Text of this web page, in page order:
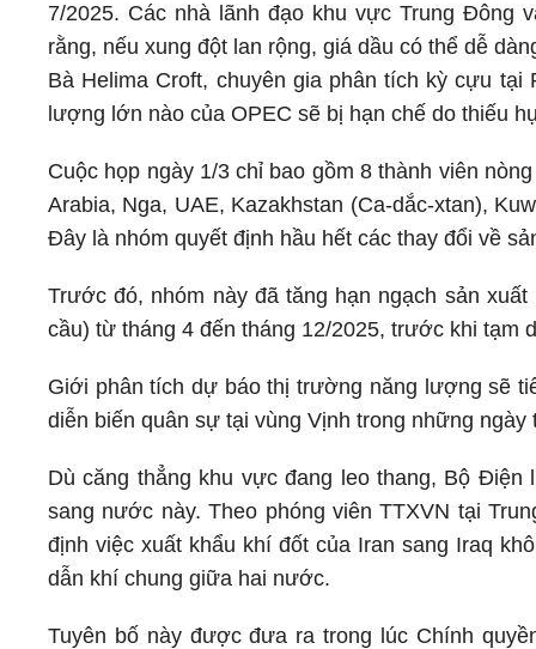
7/2025. Các nhà lãnh đạo khu vực Trung Đông
rằng, nếu xung đột lan rộng, giá dầu có thể dễ
Bà Helima Croft, chuyên gia phân tích kỳ cựu
lượng lớn nào của OPEC sẽ bị hạn chế do thiếu
Cuộc họp ngày 1/3 chỉ bao gồm 8 thành viên
Arabia, Nga, UAE, Kazakhstan (Ca-dắc-xtan),
Đây là nhóm quyết định hầu hết các thay đổi về
Trước đó, nhóm này đã tăng hạn ngạch sản
cầu) từ tháng 4 đến tháng 12/2025, trước khi tạm
Giới phân tích dự báo thị trường năng lượng sẽ
diễn biến quân sự tại vùng Vịnh trong những ngày
Dù căng thẳng khu vực đang leo thang, Bộ
sang nước này. Theo phóng viên TTXVN tại
định việc xuất khẩu khí đốt của Iran sang Iraq
dẫn khí chung giữa hai nước.
Tuyên bố này được đưa ra trong lúc Chính